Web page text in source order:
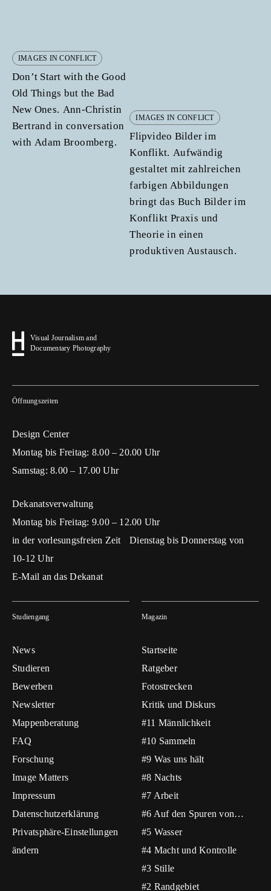
IMAGES IN CONFLICT
Don’t Start with the Good
Old Things but the Bad
New Ones. Ann-Christin
Bertrand in conversation
with Adam Broomberg.
IMAGES IN CONFLICT
Flipvideo Bilder im
Konflikt. Aufwändig
gestaltet mit zahlreichen
farbigen Abbildungen
bringt das Buch Bilder im
Konflikt Praxis und
Theorie in einen
produktiven Austausch.
Visual Journalism and
Documentary Photography
Öffnungszeiten
Design Center
Montag bis Freitag: 8.00 – 20.00 Uhr
Samstag: 8.00 – 17.00 Uhr
Dekanatsverwaltung
Montag bis Freitag: 9.00 – 12.00 Uhr
in der vorlesungsfreien Zeit Dienstag bis Donnerstag von
10-12 Uhr
E-Mail an das Dekanat
Studiengang
News
Studieren
Bewerben
Newsletter
Mappenberatung
FAQ
Forschung
Image Matters
Impressum
Datenschutzerklärung
Privatsphäre-Einstellungen
ändern
Magazin
Startseite
Ratgeber
Fotostrecken
Kritik und Diskurs
#11 Männlichkeit
#10 Sammeln
#9 Was uns hält
#8 Nachts
#7 Arbeit
#6 Auf den Spuren von…
#5 Wasser
#4 Macht und Kontrolle
#3 Stille
#2 Randgebiet